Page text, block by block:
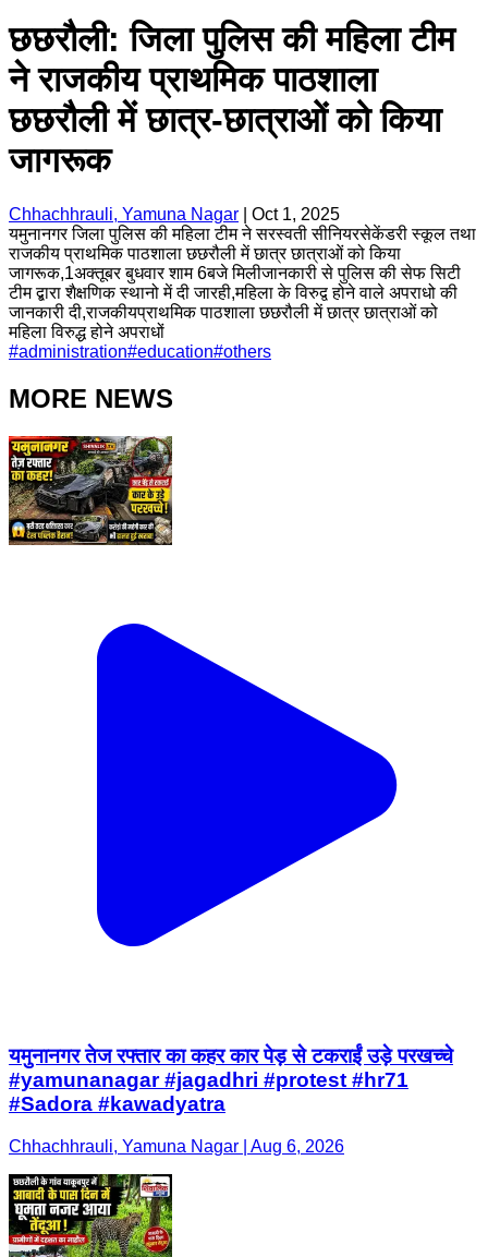
छछरौली: जिला पुलिस की महिला टीम
ने राजकीय प्राथमिक पाठशाला
छछरौली में छात्र-छात्राओं को किया
जागरूक
Chhachhrauli, Yamuna Nagar
Oct 1, 2025
यमुनानगर जिला पुलिस की महिला टीम ने सरस्वती सीनियरसेकेंडरी स्कूल तथा
राजकीय प्राथमिक पाठशाला छछरौली में छात्र छात्राओं को किया
जागरूक,1अक्तूबर बुधवार शाम 6बजे मिलीजानकारी से पुलिस की सेफ सिटी
टीम द्बारा शैक्षणिक स्थानो में दी जारही,महिला के विरुद्व होने वाले अपराधो की
जानकारी दी,राजकीयप्राथमिक पाठशाला छछरौली में छात्र छात्राओं को
महिला विरुद्ध होने अपराधों
#administration#education#others
MORE NEWS
यमुनानगर तेज रफ्तार का कहर कार पेड़ से टकराईं उड़े परखच्चे
#yamunanagar #jagadhri #protest #hr71
#Sadora #kawadyatra
Chhachhrauli, Yamuna Nagar | Aug 6, 2026